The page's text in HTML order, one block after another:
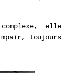
elle
toujours